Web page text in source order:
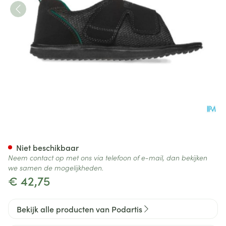
€ 42,75
Niet beschikbaar
Neem contact op met ons via telefoon of e-mail, dan bekijken
we samen de mogelijkheden.
Bekijk alle producten van Podartis